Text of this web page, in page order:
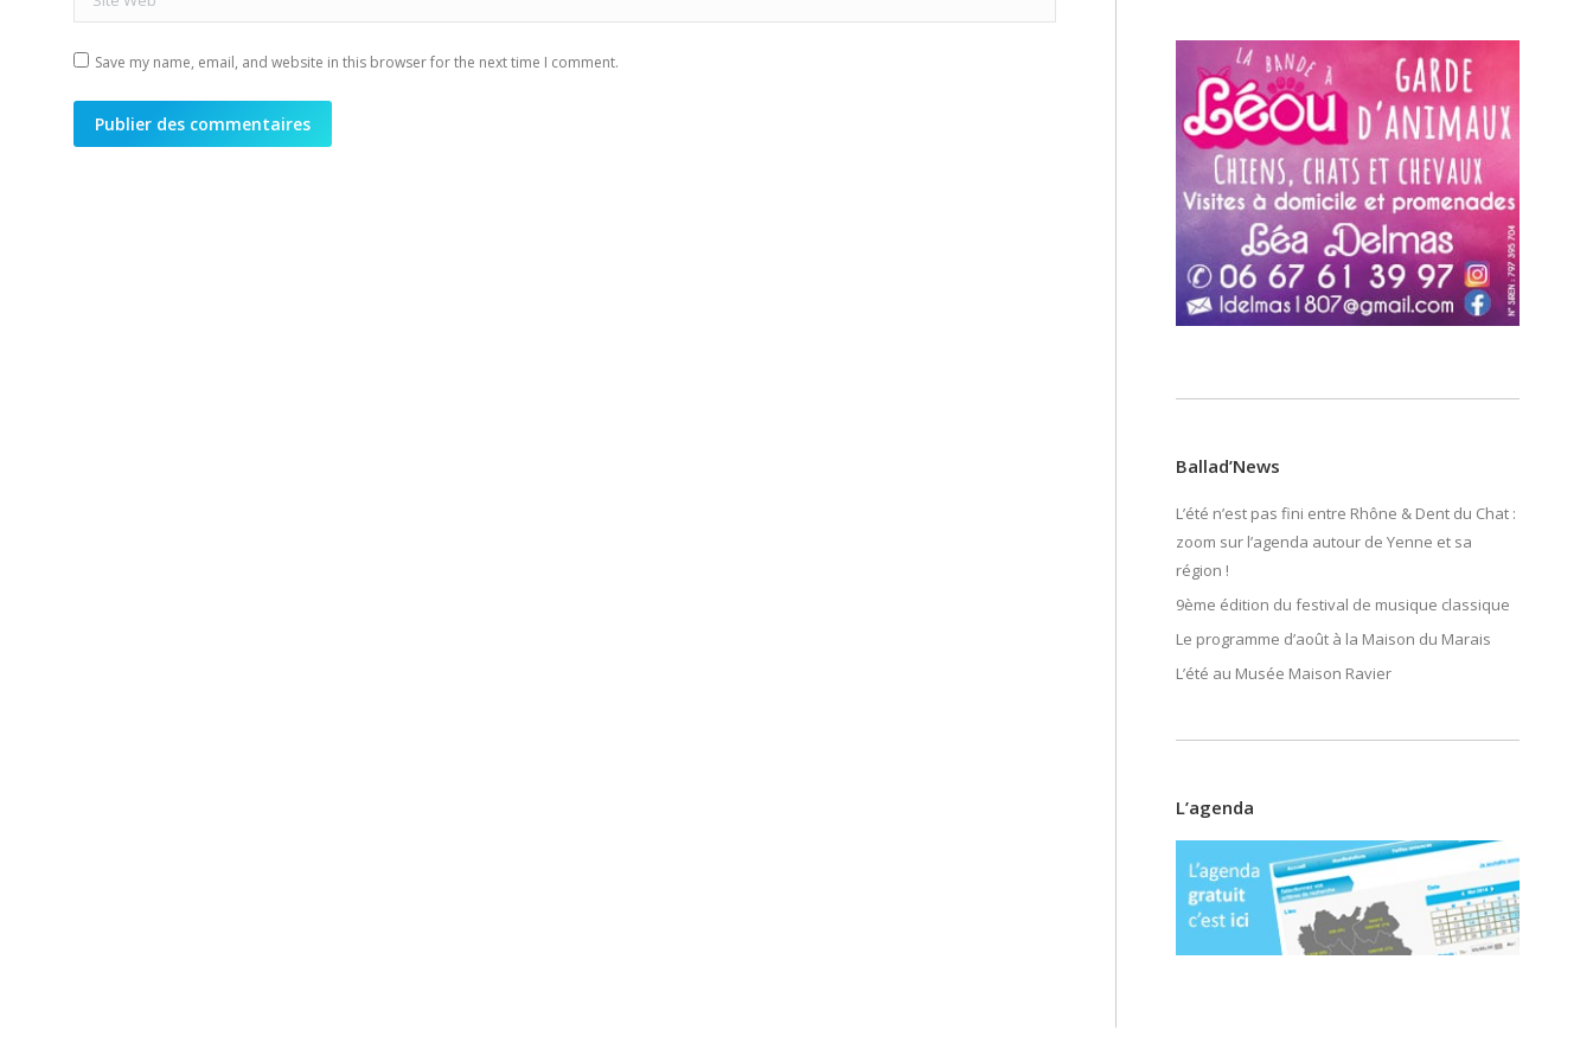
Save my name, email, and website in this browser for the next time I comment.
Publier des commentaires
Ballad’News
L’été n’est pas fini entre Rhône & Dent du Chat :
zoom sur l’agenda autour de Yenne et sa
région !
9ème édition du festival de musique classique
Le programme d’août à la Maison du Marais
L’été au Musée Maison Ravier
L’agenda